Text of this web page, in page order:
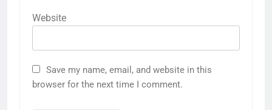
Website
Save my name, email, and website in this
browser for the next time I comment.